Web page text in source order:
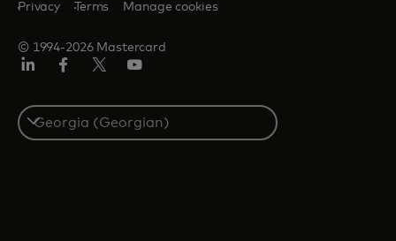
© 1994-2026 Mastercard
Privacy Terms Manage cookies
Select
a
country